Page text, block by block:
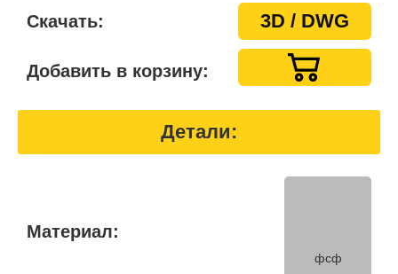
Скачать:
3D / DWG
Добавить в корзину:
Детали:
Материал:
фсф